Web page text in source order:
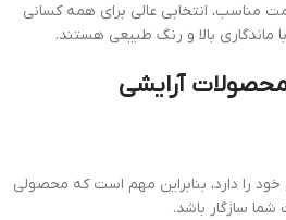
مناسب، انتخابی عالی برای همه کسانی
ماندگاری بالا و رنگ طبیعی هستند.
آرایشی
را دارد، بنابراین مهم است که محصولی
سازگار باشد.